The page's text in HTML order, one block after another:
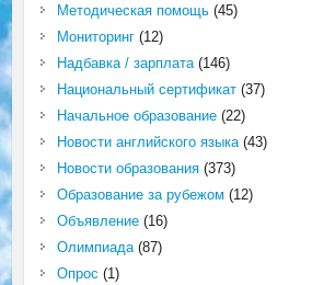
Методическая помощь(45)
Мониторинг(12)
Надбавка / зарплата(146)
Национальный сертификат(37)
Начальное образование(22)
Новости английского языка(43)
Новости образования(373)
Образование за рубежом (12)
Объявление(16)
Олимпиада(87)
Опрос (1)